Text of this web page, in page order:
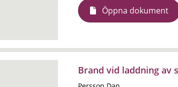
Öppna dokument
Brand vid laddning av